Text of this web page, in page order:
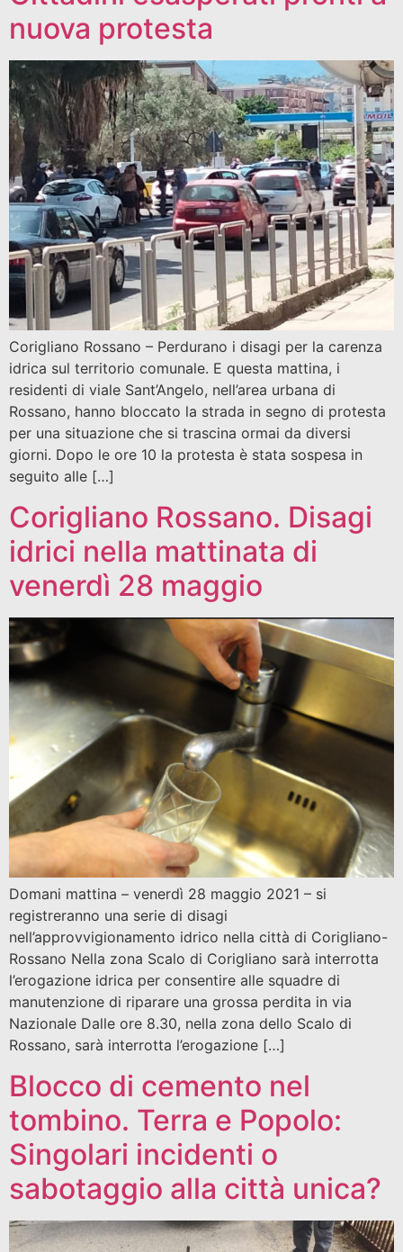
nuova protesta
Corigliano Rossano – Perdurano i disagi per la carenza
idrica sul territorio comunale. E questa mattina, i
residenti di viale Sant’Angelo, nell’area urbana di
Rossano, hanno bloccato la strada in segno di protesta
per una situazione che si trascina ormai da diversi
giorni. Dopo le ore 10 la protesta è stata sospesa in
seguito alle […]
Corigliano Rossano. Disagi
idrici nella mattinata di
venerdì 28 maggio
Domani mattina – venerdì 28 maggio 2021 – si
registreranno una serie di disagi
nell’approvvigionamento idrico nella città di Corigliano-
Rossano Nella zona Scalo di Corigliano sarà interrotta
l’erogazione idrica per consentire alle squadre di
manutenzione di riparare una grossa perdita in via
Nazionale Dalle ore 8.30, nella zona dello Scalo di
Rossano, sarà interrotta l’erogazione […]
Blocco di cemento nel
tombino. Terra e Popolo:
Singolari incidenti o
sabotaggio alla città unica?